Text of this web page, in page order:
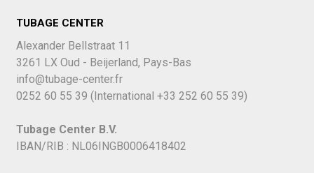
TUBAGE CENTER
Alexander Bellstraat 11
3261 LX Oud - Beijerland, Pays-Bas
info@tubage-center.fr
0252 60 55 39 (International +33 252 60 55 39)
Tubage Center B.V.
IBAN/RIB : NL06INGB0006418402